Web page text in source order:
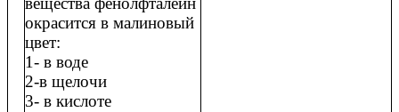
окрасится в малиновый
цвет:
1- в воде
2-в щелочи
3- в кислоте